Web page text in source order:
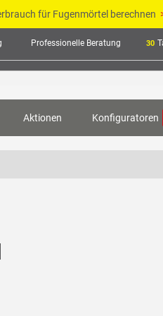
für Fugenmörtel berechnen
Professionelle Beratung 30
Aktionen Konfiguratoren